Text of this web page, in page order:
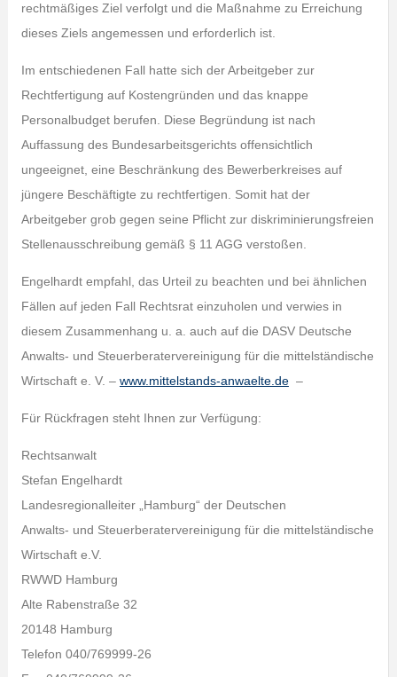
rechtmäßiges Ziel verfolgt und die Maßnahme zu Erreichung
dieses Ziels angemessen und erforderlich ist.
Im entschiedenen Fall hatte sich der Arbeitgeber zur
Rechtfertigung auf Kostengründen und das knappe
Personalbudget berufen. Diese Begründung ist nach
Auffassung des Bundesarbeitsgerichts offensichtlich
ungeeignet, eine Beschränkung des Bewerberkreises auf
jüngere Beschäftigte zu rechtfertigen. Somit hat der
Arbeitgeber grob gegen seine Pflicht zur diskriminierungsfreien
Stellenausschreibung gemäß § 11 AGG verstoßen.
Engelhardt empfahl, das Urteil zu beachten und bei ähnlichen
Fällen auf jeden Fall Rechtsrat einzuholen und verwies in
diesem Zusammenhang u. a. auch auf die DASV Deutsche
Anwalts- und Steuerberatervereinigung für die mittelständische
Wirtschaft e. V. – www.mittelstands-anwaelte.de–
Für Rückfragen steht Ihnen zur Verfügung:
Rechtsanwalt
Stefan Engelhardt
Landesregionalleiter „Hamburg“ der Deutschen
Anwalts- und Steuerberatervereinigung für die mittelständische
Wirtschaft e.V.
RWWD Hamburg
Alte Rabenstraße 32
20148 Hamburg
Telefon 040/769999-26